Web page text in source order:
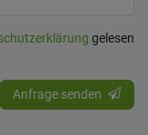
gelesen
Anfrage senden